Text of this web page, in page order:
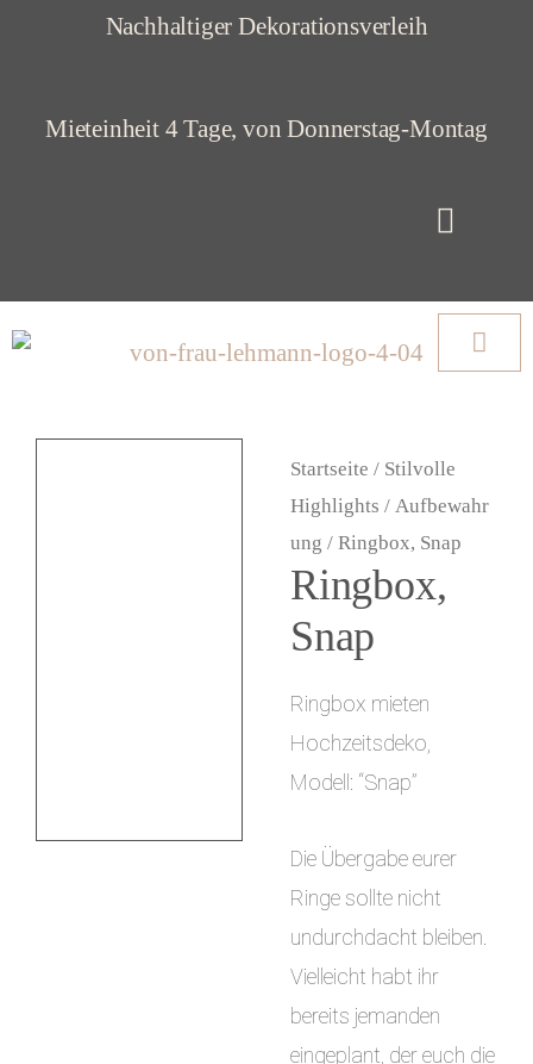
Nachhaltiger Dekorationsverleih
Mieteinheit 4 Tage, von Donnerstag-Montag
Startseite / Stilvolle
Highlights / Aufbewahr
ung / Ringbox, Snap
Ringbox,
Snap
Ringbox mieten
Hochzeitsdeko,
Modell: “Snap”
Die Übergabe eurer
Ringe sollte nicht
undurchdacht bleiben.
Vielleicht habt ihr
bereits jemanden
eingeplant, der euch die